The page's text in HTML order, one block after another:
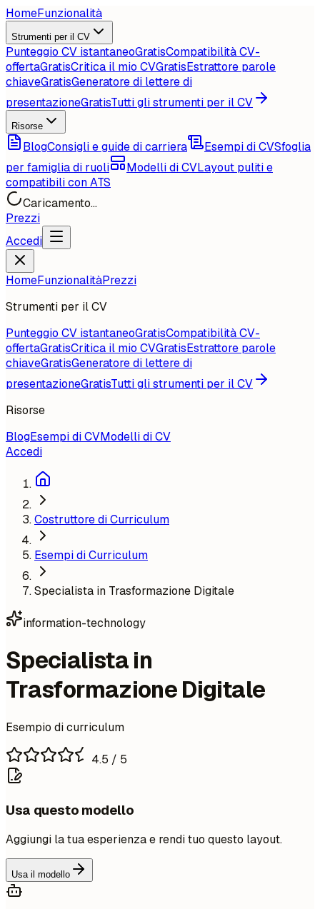
HomeFunzionalità
Strumenti per il CV
Punteggio CV istantaneoGratisCompatibilità CV-
offertaGratisCritica il mio CVGratisEstrattore parole
chiaveGratisGeneratore di lettere di
presentazioneGratisTutti gli strumenti per il CV
Risorse
BlogConsigli e guide di carriera Esempi di CVSfoglia
per famiglia di ruoli
Modelli di CVLayout puliti e
compatibili con ATS
Caricamento...
Prezzi
Accedi
HomeFunzionalitàPrezzi
Strumenti per il CV
Punteggio CV istantaneoGratisCompatibilità CV-
offertaGratisCritica il mio CVGratisEstrattore parole
chiaveGratisGeneratore di lettere di
presentazioneGratisTutti gli strumenti per il CV
Risorse
BlogEsempi di CVModelli di CV
Accedi
Costruttore di Curriculum
Esempi di Curriculum
Specialista in Trasformazione Digitale
information-technology
Specialista in
Trasformazione Digitale
Esempio di curriculum
4.5 / 5
Usa questo modello
Aggiungi la tua esperienza e rendi tuo questo layout.
Usa il modello